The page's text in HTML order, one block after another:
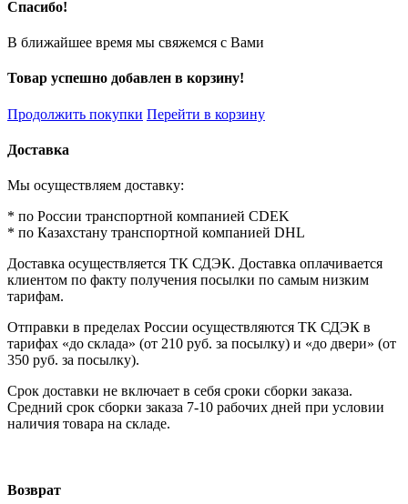
Спасибо!
В ближайшее время мы свяжемся с Вами
Товар успешно добавлен в корзину!
Продолжить покупки Перейти в корзину
Доставка
Мы осуществляем доставку:
* по России транспортной компанией CDEK
* по Казахстану транспортной компанией DHL
Доставка осуществляется ТК СДЭК. Доставка оплачивается
клиентом по факту получения посылки по самым низким
тарифам.
Отправки в пределах России осуществляются ТК СДЭК в
тарифах «до склада» (от 210 руб. за посылку) и «до двери» (от
350 руб. за посылку).
Срок доставки не включает в себя сроки сборки заказа.
Средний срок сборки заказа 7-10 рабочих дней при условии
наличия товара на складе.
Возврат